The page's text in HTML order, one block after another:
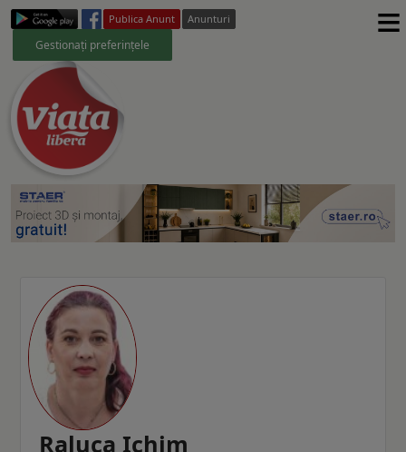
Publica Anunt Anunturi
Gestionați preferințele ≡
Raluca Ichim